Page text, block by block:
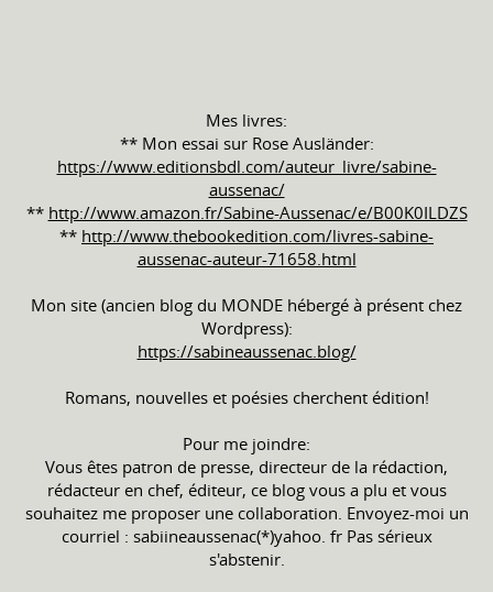
Mes livres:
** Mon essai sur Rose Ausländer:
https://www.editionsbdl.com/auteur_livre/sabine-
aussenac/
** http://www.amazon.fr/Sabine-Aussenac/e/B00K0ILDZS
** http://www.thebookedition.com/livres-sabine-
aussenac-auteur-71658.html
Mon site (ancien blog du MONDE hébergé à présent chez
Wordpress):
https://sabineaussenac.blog/
Romans, nouvelles et poésies cherchent édition!
Pour me joindre:
Vous êtes patron de presse, directeur de la rédaction,
rédacteur en chef, éditeur, ce blog vous a plu et vous
souhaitez me proposer une collaboration. Envoyez-moi un
courriel : sabiineaussenac(*)yahoo. fr Pas sérieux
s'abstenir.